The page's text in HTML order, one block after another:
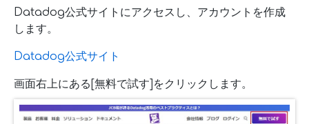
Datadog公式サイトにアクセスし、アカウントを作成
します。
Datadog公式サイト
画面右上にある[無料で試す]をクリックします。